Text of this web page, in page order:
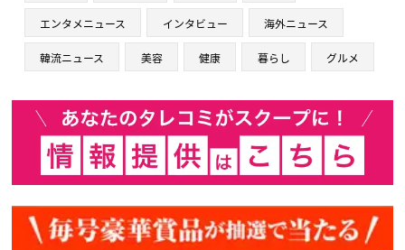
エンタメニュース インタビュー 海外ニュース
韓流ニュース 美容 健康 暮らし グルメ